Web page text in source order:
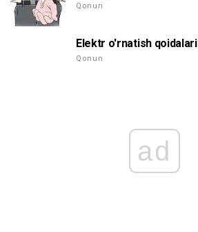
Qonun
Elektr o'rnatish qoidalari
Qonun
ad